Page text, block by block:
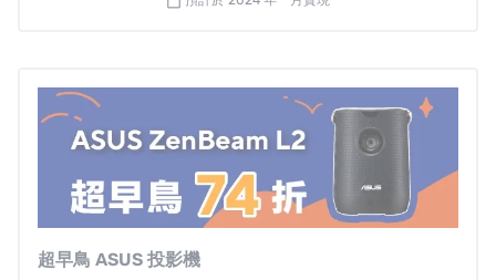
超早鳥 ASUS 投影機